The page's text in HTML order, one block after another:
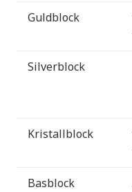
Guldblock
Silverblock
Kristallblock
Basblock